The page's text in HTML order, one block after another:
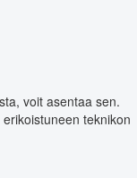
voit asentaa sen.
teknikon